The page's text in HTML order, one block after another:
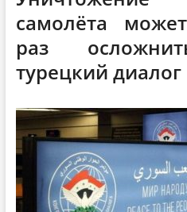
самолёта
раз
турецкий диалог